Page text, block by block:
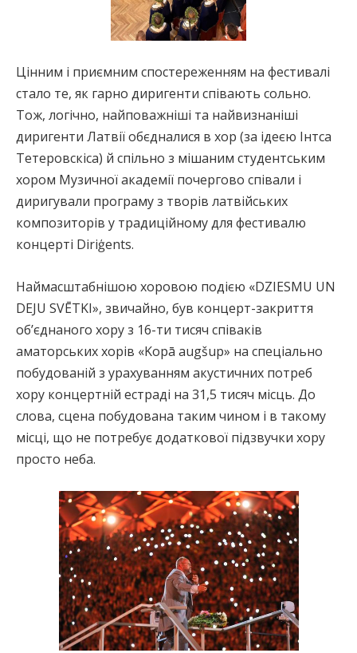
Цінним і приємним спостереженням на фестивалі
стало те, як гарно диригенти співають сольно.
Тож, логічно, найповажніші та найвизнаніші
диригенти Латвії обєдналися в хор (за ідеєю Інтса
Тетеровскіса) й спільно з мішаним студентським
хором Музичної академії почергово співали і
диригували програму з творів латвійських
композиторів у традиційному для фестивалю
концерті Diriģents.
Наймасштабнішою хоровою подією «DZIESMU UN
DEJU SVĒTKI», звичайно, був концерт-закриття
об’єднаного хору з 16-ти тисяч співаків
аматорських хорів «Kopā augšup» на спеціально
побудованій з урахуванням акустичних потреб
хору концертній естраді на 31,5 тисяч місць. До
слова, сцена побудована таким чином і в такому
місці, що не потребує додаткової підзвучки хору
просто неба.